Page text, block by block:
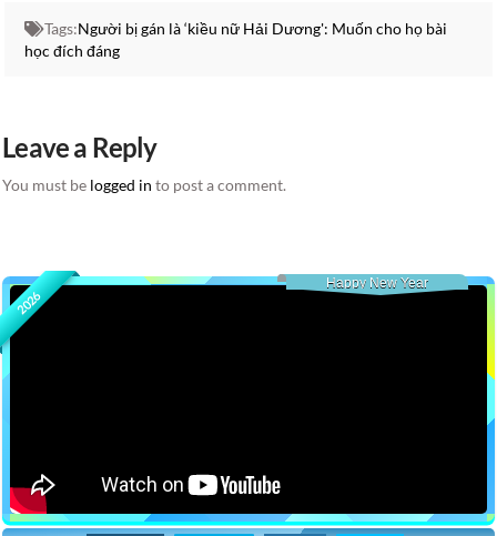
Tags:Người bị gán là ‘kiều nữ Hải Dương': Muốn cho họ bài
học đích đáng
Leave a Reply
You must be logged in to post a comment.
2026
Happy New Year